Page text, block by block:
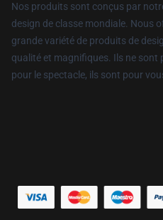
Nos produits sont conçus par
design de classe mondiale. Nous
grande variété de produits de
qualité et magnifiques. Ils ne sont
pour le spectacle, ils sont pour